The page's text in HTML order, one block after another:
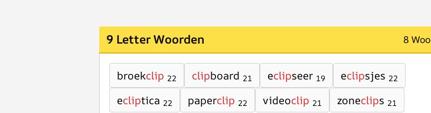
9 Letter Woorden 8
broekclip 22 clipboard 21 eclipseer 19 eclipsjes 22
ecliptica 22 paperclip 22 videoclip 21 zoneclips 21